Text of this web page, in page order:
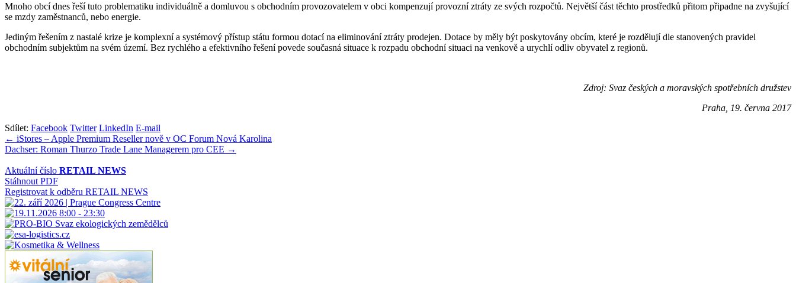
Mnoho obcí dnes řeší tuto problematiku individuálně a domluvou s obchodním provozovatelem v obci kompenzují provozní ztráty ze svých rozpočtů. Největší část těchto prostředků přitom připadne na zvyšující
se mzdy zaměstnanců, nebo energie.
Jediným řešením z nastalé krize je komplexní a systémový přístup státu formou dotací na eliminování ztráty prodejen. Dotace by měly být poskytovány obcím, které je rozdělují dle stanovených pravidel
obchodním subjektům na svém území. Bez rychlého a efektivního řešení povede současná situace k rozpadu obchodní situaci na venkově a urychlí odliv obyvatel z regionů.
Zdroj: Svaz českých a moravských spotřebních družstev
Praha, 19. června 2017
Sdílet: Facebook Twitter LinkedIn E-mail
Navigace
pro
příspěvek
← iStores – Apple Premium Reseller nově v OC Forum Nová Karolina
Dachser: Roman Thurzo Trade Lane Managerem pro CEE →
Aktuální číslo RETAIL NEWS
Stáhnout PDF
Registrovat k odběru RETAIL NEWS